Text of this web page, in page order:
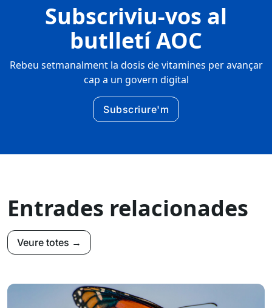
Subscriviu-vos al
butlletí AOC
Rebeu setmanalment la dosis de vitamines per avançar
cap a un govern digital
Subscriure'm
Entrades relacionades
Veure totes →